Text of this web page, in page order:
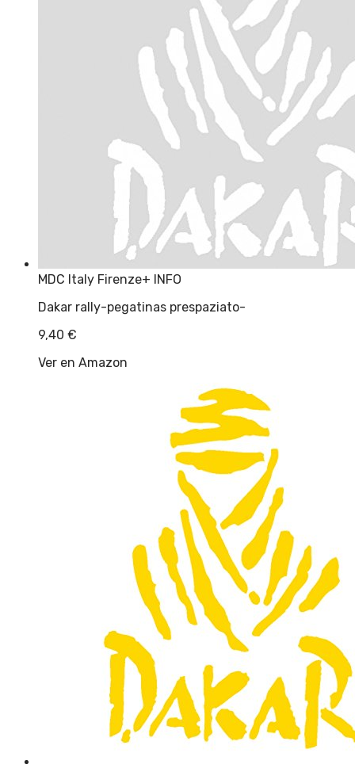
MDC Italy Firenze+ INFO
Dakar rally-pegatinas prespaziato-
9,40 €
Ver en Amazon